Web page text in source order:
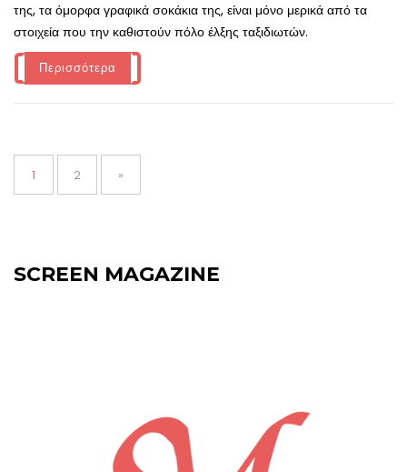
της, τα όμορφα γραφικά σοκάκια της, είναι μόνο μερικά από τα
στοιχεία που την καθιστούν πόλο έλξης ταξιδιωτών.
Περισσότερα
Σελιδοποίηση
άρθρων
Page
1 Page
2 »
SCREEN MAGAZINE